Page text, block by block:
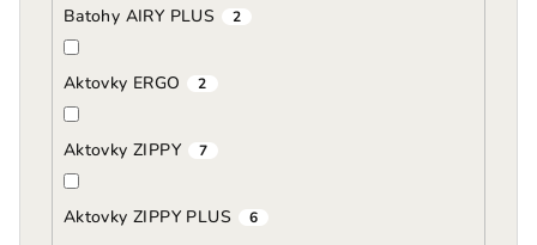
Batohy AIRY PLUS 2
Aktovky ERGO 2
Aktovky ZIPPY 7
Aktovky ZIPPY PLUS 6